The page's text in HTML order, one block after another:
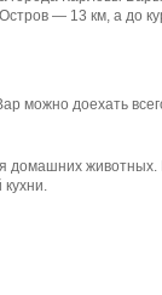
— 13 км, а до
можно доехать
домашних животных.